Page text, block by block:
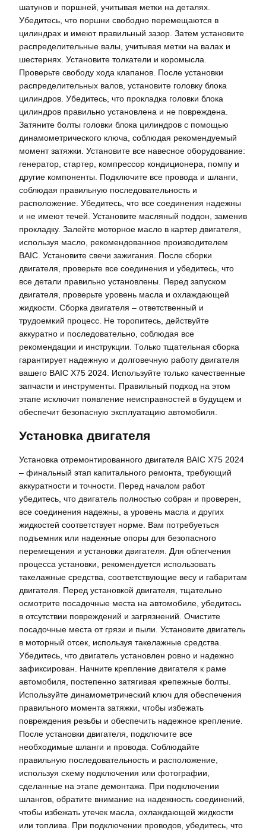
шатунов и поршней, учитывая метки на деталях.
Убедитесь, что поршни свободно перемещаются в
цилиндрах и имеют правильный зазор. Затем установите
распределительные валы, учитывая метки на валах и
шестернях. Установите толкатели и коромысла.
Проверьте свободу хода клапанов. После установки
распределительных валов, установите головку блока
цилиндров. Убедитесь, что прокладка головки блока
цилиндров правильно установлена и не повреждена.
Затяните болты головки блока цилиндров с помощью
динамометрического ключа, соблюдая рекомендуемый
момент затяжки. Установите все навесное оборудование:
генератор, стартер, компрессор кондиционера, помпу и
другие компоненты. Подключите все провода и шланги,
соблюдая правильную последовательность и
расположение. Убедитесь, что все соединения надежны
и не имеют течей. Установите масляный поддон, заменив
прокладку. Залейте моторное масло в картер двигателя,
используя масло, рекомендованное производителем
BAIC. Установите свечи зажигания. После сборки
двигателя, проверьте все соединения и убедитесь, что
все детали правильно установлены. Перед запуском
двигателя, проверьте уровень масла и охлаждающей
жидкости. Сборка двигателя – ответственный и
трудоемкий процесс. Не торопитесь, действуйте
аккуратно и последовательно, соблюдая все
рекомендации и инструкции. Только тщательная сборка
гарантирует надежную и долговечную работу двигателя
вашего BAIC X75 2024. Используйте только качественные
запчасти и инструменты. Правильный подход на этом
этапе исключит появление неисправностей в будущем и
обеспечит безопасную эксплуатацию автомобиля.
Установка двигателя
Установка отремонтированного двигателя BAIC X75 2024
– финальный этап капитального ремонта, требующий
аккуратности и точности. Перед началом работ
убедитесь, что двигатель полностью собран и проверен,
все соединения надежны, а уровень масла и других
жидкостей соответствует норме. Вам потребуеться
подъемник или надежные опоры для безопасного
перемещения и установки двигателя. Для облегчения
процесса установки, рекомендуется использовать
такелажные средства, соответствующие весу и габаритам
двигателя. Перед установкой двигателя, тщательно
осмотрите посадочные места на автомобиле, убедитесь
в отсутствии повреждений и загрязнений. Очистите
посадочные места от грязи и пыли. Установите двигатель
в моторный отсек, используя такелажные средства.
Убедитесь, что двигатель установлен ровно и надежно
зафиксирован. Начните крепление двигателя к раме
автомобиля, постепенно затягивая крепежные болты.
Используйте динамометрический ключ для обеспечения
правильного момента затяжки, чтобы избежать
повреждения резьбы и обеспечить надежное крепление.
После установки двигателя, подключите все
необходимые шланги и провода. Соблюдайте
правильную последовательность и расположение,
используя схему подключения или фотографии,
сделанные на этапе демонтажа. При подключении
шлангов, обратите внимание на надежность соединений,
чтобы избежать утечек масла, охлаждающей жидкости
или топлива. При подключении проводов, убедитесь, что